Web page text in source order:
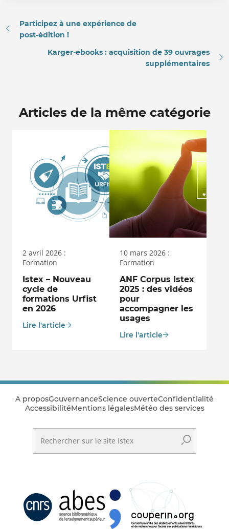
Participez à une expérience de
post-édition !
Karger-ebooks : acquisition de 39 ouvrages
supplémentaires
Articles de la même catégorie
2 avril 2026 :
Formation
Istex – Nouveau
cycle de
formations Urfist
en 2026
Lire l'article
10 mars 2026 :
Formation
ANF Corpus Istex
2025 : des vidéos
pour
accompagner les
usages
Lire l'article
A proposGouvernanceScience ouverteConfidentialité
AccessibilitéMentions légalesMétéo des services